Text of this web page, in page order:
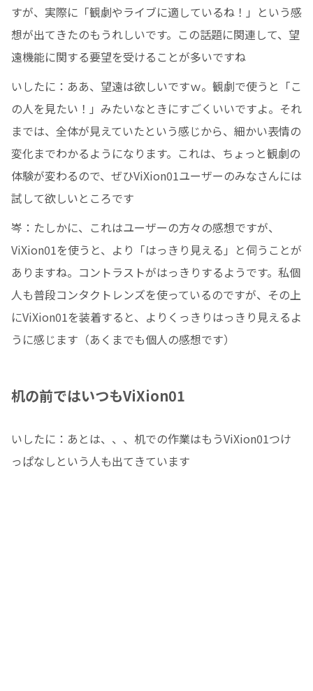
すが、実際に「観劇やライブに適しているね！」という感
想が出てきたのもうれしいです。この話題に関連して、望
遠機能に関する要望を受けることが多いですね
いしたに：ああ、望遠は欲しいですｗ。観劇で使うと「こ
の人を見たい！」みたいなときにすごくいいですよ。それ
までは、全体が見えていたという感じから、細かい表情の
変化までわかるようになります。これは、ちょっと観劇の
体験が変わるので、ぜひViXion01ユーザーのみなさんには
試して欲しいところです
岑：たしかに、これはユーザーの方々の感想ですが、
ViXion01を使うと、より「はっきり見える」と伺うことが
ありますね。コントラストがはっきりするようです。私個
人も普段コンタクトレンズを使っているのですが、その上
にViXion01を装着すると、よりくっきりはっきり見えるよ
うに感じます（あくまでも個人の感想です）
机の前ではいつもViXion01
いしたに：あとは、、、机での作業はもうViXion01つけ
っぱなしという人も出てきています